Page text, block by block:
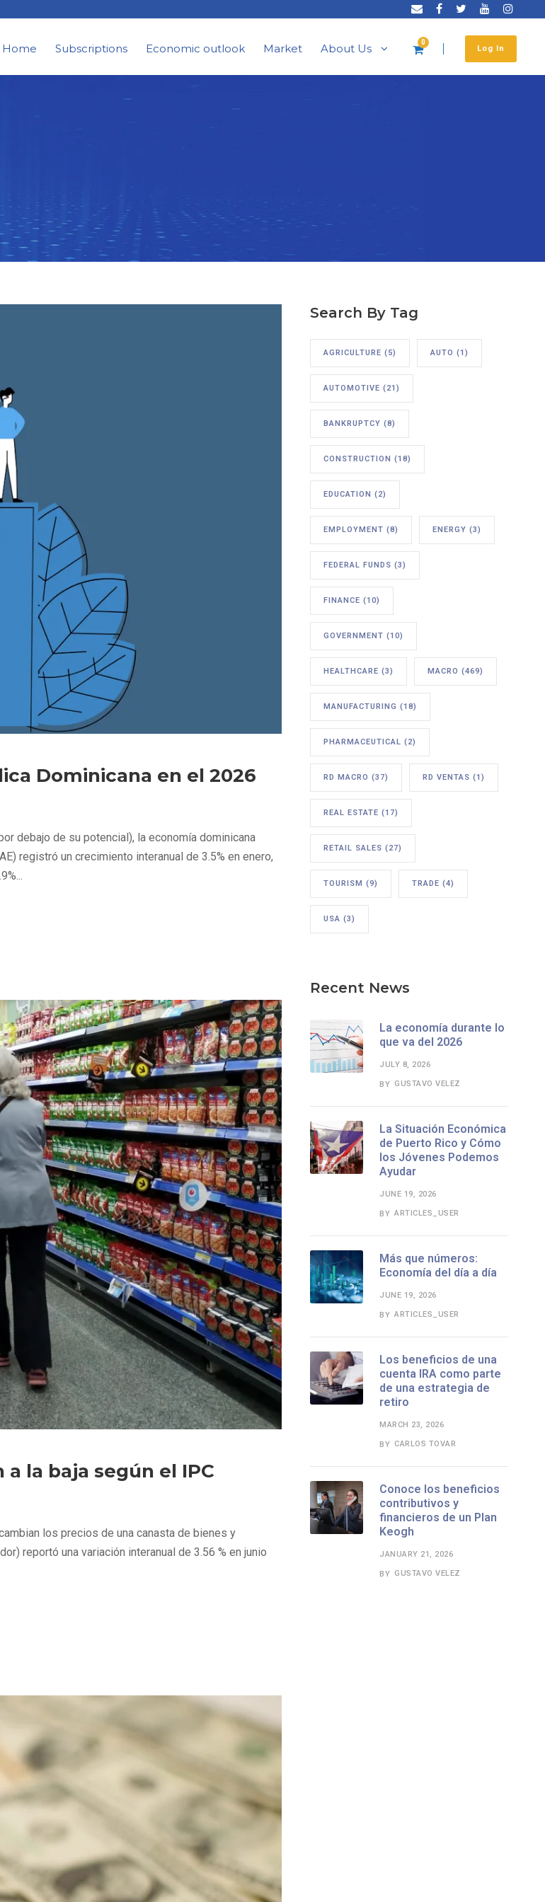
Home Subscriptions Economic outlook Market About Us 0
Log In
Dominicana en el 2026
debajo de su potencial), la economía dominicana
registró un crecimiento interanual de 3.5% en enero,
la baja según el IPC
los precios de una canasta de bienes y
reportó una variación interanual de 3.56 % en junio
Search By Tag
AGRICULTURE (5) AUTO (1)
AUTOMOTIVE (21)
BANKRUPTCY (8)
CONSTRUCTION (18)
EDUCATION (2)
EMPLOYMENT (8) ENERGY (3)
FEDERAL FUNDS (3)
FINANCE (10)
GOVERNMENT (10)
HEALTHCARE (3) MACRO (469)
MANUFACTURING (18)
PHARMACEUTICAL (2)
RD MACRO (37) RD VENTAS (1)
REAL ESTATE (17)
RETAIL SALES (27)
TOURISM (9) TRADE (4)
USA (3)
Recent News
La economía durante lo
que va del 2026
JULY 8, 2026
BY GUSTAVO VELEZ
La Situación Económica
de Puerto Rico y Cómo
los Jóvenes Podemos
Ayudar
JUNE 19, 2026
BY ARTICLES_USER
Más que números:
Economía del día a día
JUNE 19, 2026
BY ARTICLES_USER
Los beneficios de una
cuenta IRA como parte
de una estrategia de
retiro
MARCH 23, 2026
BY CARLOS TOVAR
Conoce los beneficios
contributivos y
financieros de un Plan
Keogh
JANUARY 21, 2026
BY GUSTAVO VELEZ